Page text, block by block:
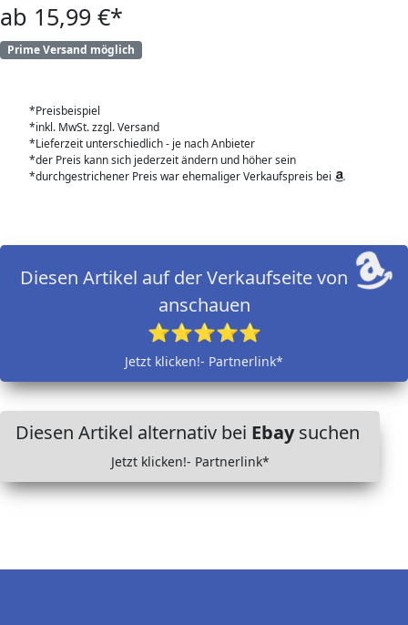
ab 15,99 €*
Prime Versand möglich
*Preisbeispiel
*inkl. MwSt. zzgl. Versand
*Lieferzeit unterschiedlich - je nach Anbieter
*der Preis kann sich jederzeit ändern und höher sein
*durchgestrichener Preis war ehemaliger Verkaufspreis bei
Diesen Artikel auf der Verkaufseite von
anschauen
⭐⭐⭐⭐⭐
Jetzt klicken!- Partnerlink*
Diesen Artikel alternativ bei Ebaysuchen
Jetzt klicken!- Partnerlink*